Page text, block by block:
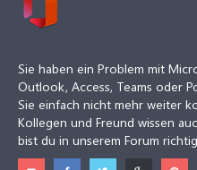
Sie haben ein Problem mit
Outlook, Access, Teams oder
Sie einfach nicht mehr weiter
Kollegen und Freund wissen
bist du in unserem Forum